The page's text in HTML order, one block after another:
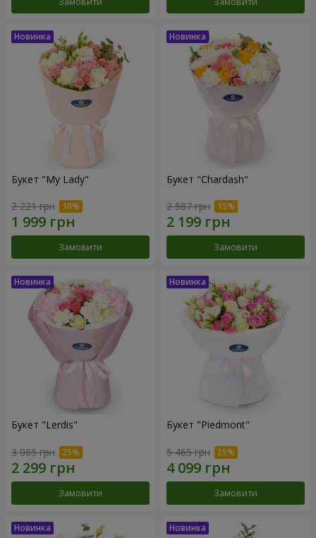
Букет "My Lady"
2 221 грн
Замовити
Букет "Chardash"
2 587 грн
Замовити
Букет "Lerdis"
3 065 грн
Замовити
Букет "Piedmont"
5 465 грн
Замовити